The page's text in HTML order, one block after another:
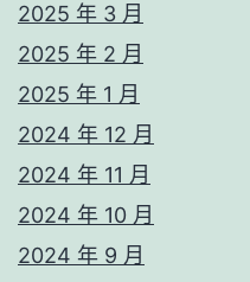
2025 年 3 月
2025 年 2 月
2025 年 1 月
2024 年 12 月
2024 年 11 月
2024 年 10 月
2024 年 9 月